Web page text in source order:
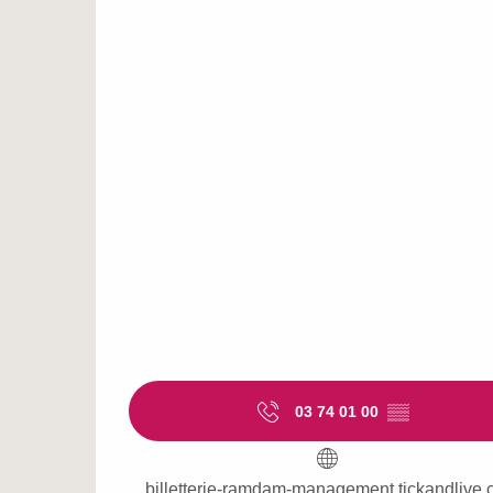
03 74 01 00 ▒▒
billetterie-ramdam-